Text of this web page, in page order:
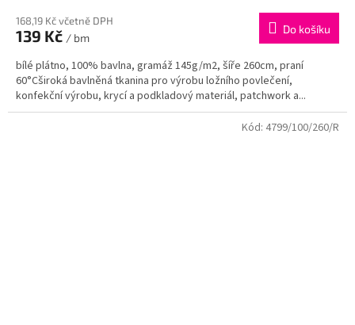
168,19 Kč včetně DPH
139 Kč / bm
Do košíku
bílé plátno, 100% bavlna, gramáž 145g/m2, šíře 260cm, praní
60°Cširoká bavlněná tkanina pro výrobu ložního povlečení,
konfekční výrobu, krycí a podkladový materiál, patchwork a...
Kód: 4799/100/260/R